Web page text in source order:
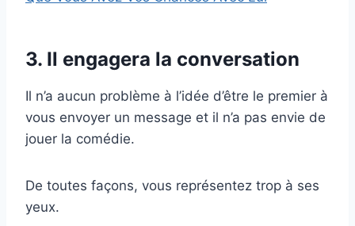
3. Il engagera la conversation
Il n’a aucun problème à l’idée d’être le premier à
vous envoyer un message et il n’a pas envie de
jouer la comédie.
De toutes façons, vous représentez trop à ses
yeux.